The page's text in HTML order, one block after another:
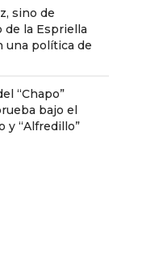
sino de
de la Espriella
una política de
“Chapo”
bajo el
y “Alfredillo”